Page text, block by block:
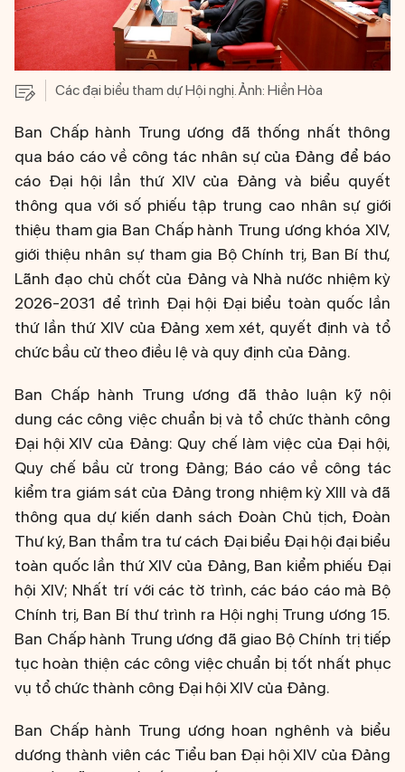
Các đại biểu tham dự Hội nghị. Ảnh: Hiền Hòa
Ban Chấp hành Trung ương đã thống nhất thông
qua báo cáo về công tác nhân sự của Đảng để báo
cáo Đại hội lần thứ XIV của Đảng và biểu quyết
thông qua với số phiếu tập trung cao nhân sự giới
thiệu tham gia Ban Chấp hành Trung ương khóa XIV,
giới thiệu nhân sự tham gia Bộ Chính trị, Ban Bí thư,
Lãnh đạo chủ chốt của Đảng và Nhà nước nhiệm kỳ
2026-2031 để trình Đại hội Đại biểu toàn quốc lần
thứ lần thứ XIV của Đảng xem xét, quyết định và tổ
chức bầu cử theo điều lệ và quy định của Đảng.
Ban Chấp hành Trung ương đã thảo luận kỹ nội
dung các công việc chuẩn bị và tổ chức thành công
Đại hội XIV của Đảng: Quy chế làm việc của Đại hội,
Quy chế bầu cử trong Đảng; Báo cáo về công tác
kiểm tra giám sát của Đảng trong nhiệm kỳ XIII và đã
thông qua dự kiến danh sách Đoàn Chủ tịch, Đoàn
Thư ký, Ban thẩm tra tư cách Đại biểu Đại hội đại biểu
toàn quốc lần thứ XIV của Đảng, Ban kiểm phiếu Đại
hội XIV; Nhất trí với các tờ trình, các báo cáo mà Bộ
Chính trị, Ban Bí thư trình ra Hội nghị Trung ương 15.
Ban Chấp hành Trung ương đã giao Bộ Chính trị tiếp
tục hoàn thiện các công việc chuẩn bị tốt nhất phục
vụ tổ chức thành công Đại hội XIV của Đảng.
Ban Chấp hành Trung ương hoan nghênh và biểu
dương thành viên các Tiểu ban Đại hội XIV của Đảng